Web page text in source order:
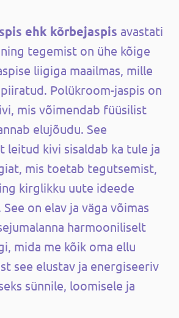
ehk kõrbejaspis avastati
tegemist on ühe kõige
liigiga maailmas, mille
Polükroom-jaspis on
mis võimendab füüsilist
elujõudu. See
leitud kivi sisaldab ka tule ja
mis toetab tegutsemist,
kirglikku uute ideede
on elav ja väga võimas
harmooniliselt
mida me kõik oma ellu
see elustav ja energiseeriv
sünnile, loomisele ja